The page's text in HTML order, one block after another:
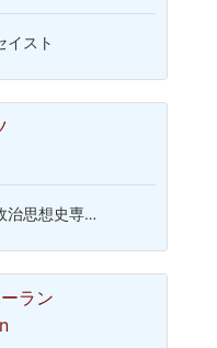
イスト
治思想史専…
ラン